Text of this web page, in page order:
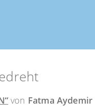
von Fatma Aydemir